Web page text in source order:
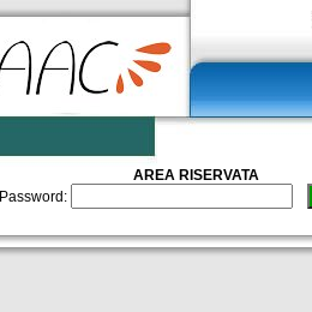
AREA RISERVATA
Password: